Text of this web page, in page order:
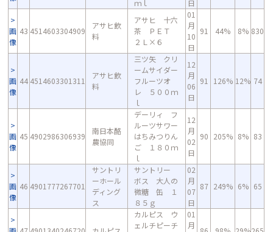
ｍｌ
日
画
像
43 4514603304909
アサヒ飲
料
アサヒ 十六
茶 ＰＥＴ
２Ｌ×６
01
月
10
日
91 44% 8% 830
画
像
44 4514603301311
アサヒ飲
料
三ツ矢 クリ
ームサイダー
フルーツオ
レ ５００ｍ
ｌ
12
月
06
日
91 126% 12% 74
画
像
45 4902986306939
南日本酪
農協同
デーリィ フ
ルーツサワー
はちみつりん
ご １８０ｍ
ｌ
12
月
02
日
90 205% 8% 83
画
像
46 4901777267701
サントリ
ーホール
ディング
ス
サントリー
ボス 大人の
微糖 缶 １
８５ｇ
02
月
07
日
87 249% 6% 65
カルピス ウ
ェルチピーチ
01
月